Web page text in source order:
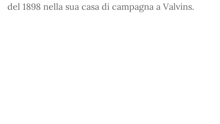
del 1898 nella sua casa di campagna a Valvins.